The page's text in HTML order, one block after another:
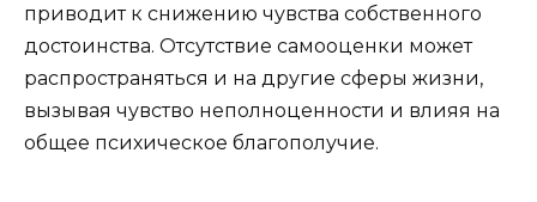
приводит к снижению чувства собственного
достоинства. Отсутствие самооценки может
распространяться и на другие сферы жизни,
вызывая чувство неполноценности и влияя на
общее психическое благополучие.